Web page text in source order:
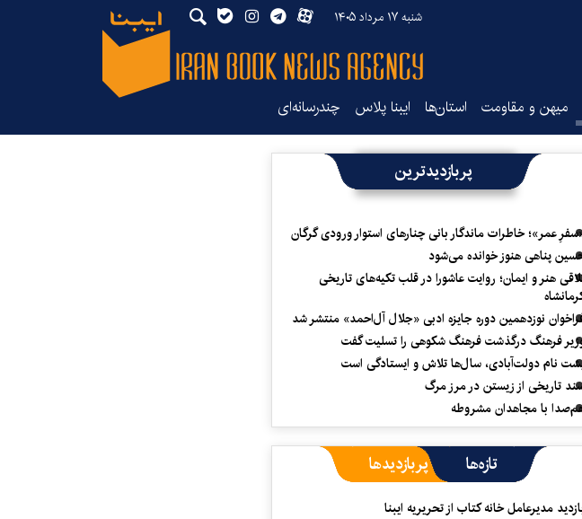
شنبه ۱۷ مرداد ۱۴۰۵
میهن و مقاومت استان‌ها ایبنا پلاس چندرسانه‌ای
پربازدیدترین
عمر»؛ خاطرات ماندگار بانی چنارهای استوار ورودی گرگان
پناهی هنوز خوانده می‌شود
هنر و ایمان؛ روایت عاشورا در قلب تکیه‌های تاریخی
نوزدهمین دوره جایزه ادبی «جلال آل‌احمد» منتشر شد
فرهنگ درگذشت فرهنگ شکوهی را تسلیت گفت
نام دولت‌آبادی، سال‌ها تلاش و ایستادگی است
تاریخی از زیستن در مرز مرگ
با مجاهدان مشروطه
تازه‌ها پربازدیدها
مدیرعامل خانه کتاب از تحریریه ایبنا